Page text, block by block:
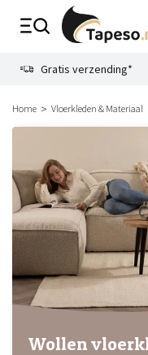
Gratis verzending*
Home Vloerkleden & Materiaal
Wollen